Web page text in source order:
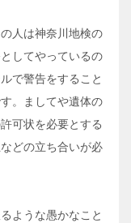
人は神奈川地検の
してやっているの
で警告をすること
。ましてや遺体の
可状を必要とする
どの立ち合いが必
ような愚かなこと